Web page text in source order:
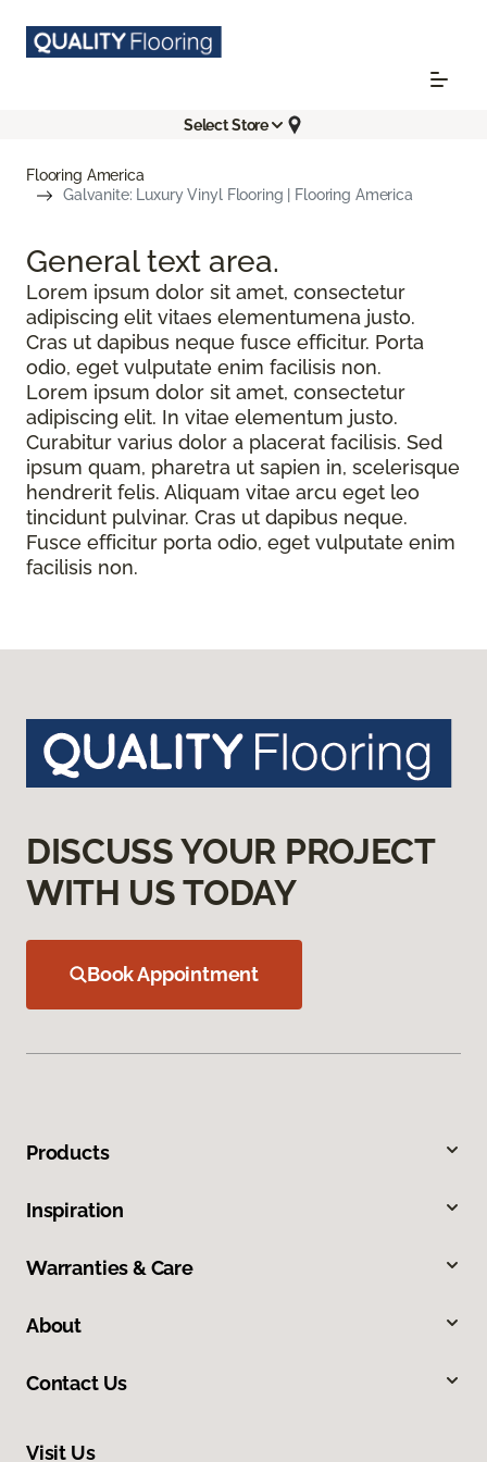
Select Store
Flooring America
Galvanite: Luxury Vinyl Flooring | Flooring America
General text area.
Lorem ipsum dolor sit amet, consectetur
adipiscing elit vitaes elementumena justo.
Cras ut dapibus neque fusce efficitur. Porta
odio, eget vulputate enim facilisis non.
Lorem ipsum dolor sit amet, consectetur
adipiscing elit. In vitae elementum justo.
Curabitur varius dolor a placerat facilisis. Sed
ipsum quam, pharetra ut sapien in, scelerisque
hendrerit felis. Aliquam vitae arcu eget leo
tincidunt pulvinar. Cras ut dapibus neque.
Fusce efficitur porta odio, eget vulputate enim
facilisis non.
DISCUSS YOUR PROJECT
WITH US TODAY
Book Appointment
Products
Inspiration
Warranties & Care
About
Contact Us
Visit Us